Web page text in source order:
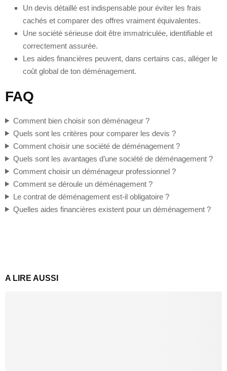
Un devis détaillé est indispensable pour éviter les frais
cachés et comparer des offres vraiment équivalentes.
Une société sérieuse doit être immatriculée, identifiable et
correctement assurée.
Les aides financières peuvent, dans certains cas, alléger le
coût global de ton déménagement.
FAQ
Comment bien choisir son déménageur ?
Quels sont les critères pour comparer les devis ?
Comment choisir une société de déménagement ?
Quels sont les avantages d’une société de déménagement ?
Comment choisir un déménageur professionnel ?
Comment se déroule un déménagement ?
Le contrat de déménagement est-il obligatoire ?
Quelles aides financières existent pour un déménagement ?
A LIRE AUSSI